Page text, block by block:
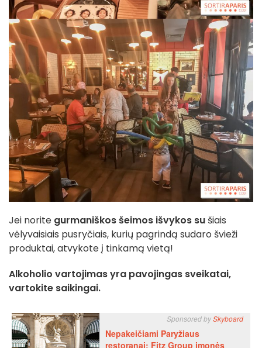
Jei norite gurmaniškos šeimos išvykos su šiais
vėlyvaisiais pusryčiais, kurių pagrindą sudaro švieži
produktai, atvykote į tinkamą vietą!
Alkoholio vartojimas yra pavojingas sveikatai,
vartokite saikingai.